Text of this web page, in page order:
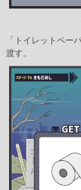
「トイレットペー
渡す。